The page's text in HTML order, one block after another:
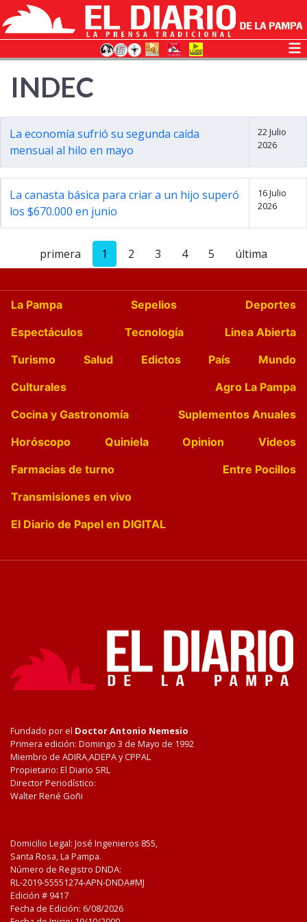
INDEC
La economía sufrió su segunda caída
mensual al hilo en mayo
22 Julio
2026
La canasta básica para criar a un hijo superó
los $670.000 en junio
16 Julio
2026
primera 1 2 3 4 5 última
La Pampa Sepelios
Deportes
Espectáculos
Tecnología
Linea Abierta
Turismo
Salud Edictos País
Mundo
Culturales
Agro La Pampa
Cocina y Gastronomía
Suplementos Anuales
Horóscopo
Quiniela Opinion
Videos
Farmacias de turno
Entre Pocillos
Transmisiones en vivo
El Diario de Papel en DIGITAL
Fundado por el Doctor Antonio Nemesio
Primera edición: Domingo 3 de Mayo de 1992
Miembro de ADIRA,ADEPA y CPPAL
Propietario: El Diario SRL
Director Periodístico:
Walter René Goñi
Domicilio Legal: José Ingenieros 855,
Santa Rosa, La Pampa.
Número de Registro DNDA:
RL-2019-55551274-APN-DNDA#MJ
Edición # 9417
Fecha de Edición: 6/08/2026